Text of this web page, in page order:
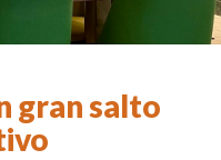
gran salto